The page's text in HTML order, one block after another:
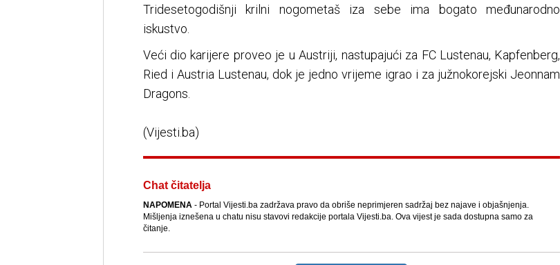
Tridesetogodišnji krilni nogometaš iza sebe ima bogato međunarodno
iskustvo.
Veći dio karijere proveo je u Austriji, nastupajući za FC Lustenau, Kapfenberg,
Ried i Austria Lustenau, dok je jedno vrijeme igrao i za južnokorejski Jeonnam
Dragons.
(Vijesti.ba)
Chat čitatelja
NAPOMENA- Portal Vijesti.ba zadržava pravo da obriše neprimjeren sadržaj bez najave i objašnjenja.
Mišljenja iznešena u chatu nisu stavovi redakcije portala Vijesti.ba. Ova vijest je sada dostupna samo za
čitanje.